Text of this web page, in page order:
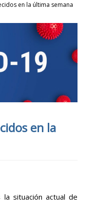
en la última semana
en la
la situación actual de